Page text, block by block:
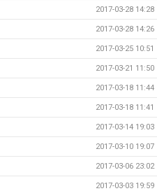
2017-03-28 14:28
2017-03-28 14:26
2017-03-25 10:51
2017-03-21 11:50
2017-03-18 11:44
2017-03-18 11:41
2017-03-14 19:03
2017-03-10 19:07
2017-03-06 23:02
2017-03-03 19:59